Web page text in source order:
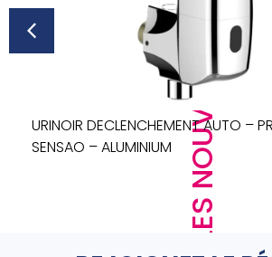
LES NOUVEAUTÉS
URINOIR DECLENCHEMENT AUTO –
SENSAO – ALUMINIUM